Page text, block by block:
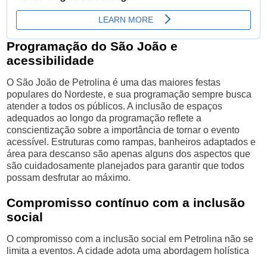
Programação do São João e
acessibilidade
O São João de Petrolina é uma das maiores festas
populares do Nordeste, e sua programação sempre busca
atender a todos os públicos. A inclusão de espaços
adequados ao longo da programação reflete a
conscientização sobre a importância de tornar o evento
acessível. Estruturas como rampas, banheiros adaptados e
área para descanso são apenas alguns dos aspectos que
são cuidadosamente planejados para garantir que todos
possam desfrutar ao máximo.
Compromisso contínuo com a inclusão
social
O compromisso com a inclusão social em Petrolina não se
limita a eventos. A cidade adota uma abordagem holística